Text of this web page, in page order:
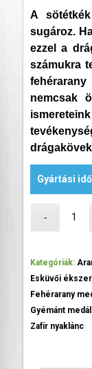
A
sugároz.
ezzel a
számukra
nemcsak
Gyártási
Kategóriák:
Esküvői ékszer
Fehérarany
Gyémánt medál
Zafír nyaklánc